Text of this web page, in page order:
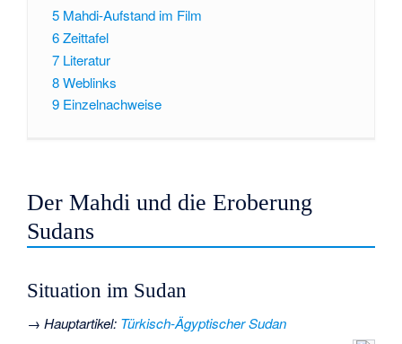
5 Mahdi-Aufstand im Film
6Zeittafel
7 Literatur
8Weblinks
9 Einzelnachweise
Der Mahdi und die Eroberung
Sudans
Situation im Sudan
→Hauptartikel: Türkisch-Ägyptischer Sudan